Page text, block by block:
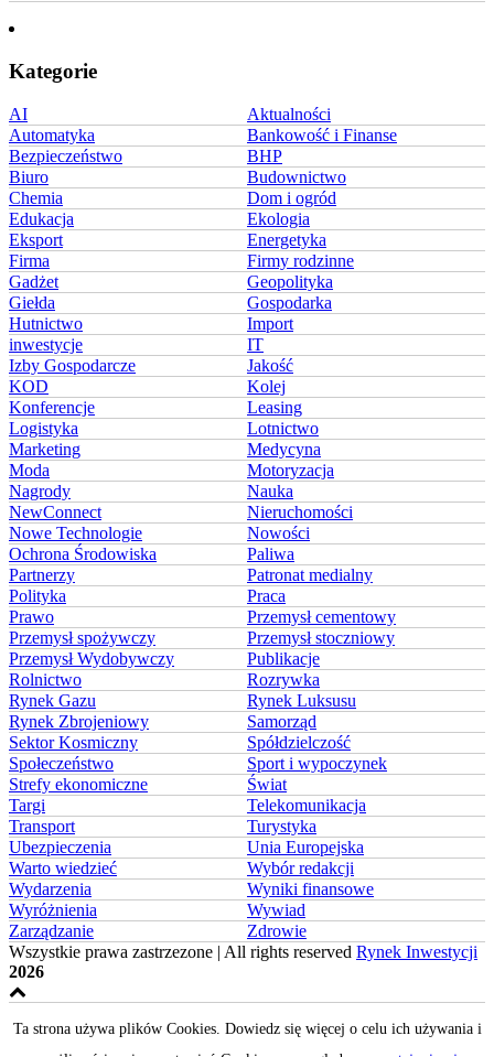
Kategorie
AI
Aktualności
Automatyka
Bankowość i Finanse
Bezpieczeństwo
BHP
Biuro
Budownictwo
Chemia
Dom i ogród
Edukacja
Ekologia
Eksport
Energetyka
Firma
Firmy rodzinne
Gadżet
Geopolityka
Giełda
Gospodarka
Hutnictwo
Import
inwestycje
IT
Izby Gospodarcze
Jakość
KOD
Kolej
Konferencje
Leasing
Logistyka
Lotnictwo
Marketing
Medycyna
Moda
Motoryzacja
Nagrody
Nauka
NewConnect
Nieruchomości
Nowe Technologie
Nowości
Ochrona Środowiska
Paliwa
Partnerzy
Patronat medialny
Polityka
Praca
Prawo
Przemysł cementowy
Przemysł spożywczy
Przemysł stoczniowy
Przemysł Wydobywczy
Publikacje
Rolnictwo
Rozrywka
Rynek Gazu
Rynek Luksusu
Rynek Zbrojeniowy
Samorząd
Sektor Kosmiczny
Spółdzielczość
Społeczeństwo
Sport i wypoczynek
Strefy ekonomiczne
Świat
Targi
Telekomunikacja
Transport
Turystyka
Ubezpieczenia
Unia Europejska
Warto wiedzieć
Wybór redakcji
Wydarzenia
Wyniki finansowe
Wyróżnienia
Wywiad
Zarządzanie
Zdrowie
Wszystkie prawa zastrzezone | All rights reserved Rynek Inwestycji
2026
Ta strona używa plików Cookies. Dowiedz się więcej o celu ich używania i